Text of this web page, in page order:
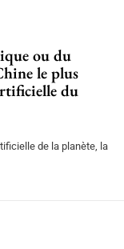
ou du
le plus
du
de la planète, la